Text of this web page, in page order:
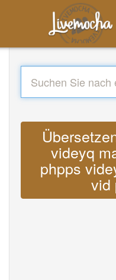
videyq
phpps
vid